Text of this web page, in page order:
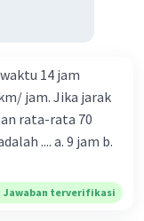
14 jam
jam. Jika jarak
rata-rata 70
9 jam b.
Jawaban terverifikasi